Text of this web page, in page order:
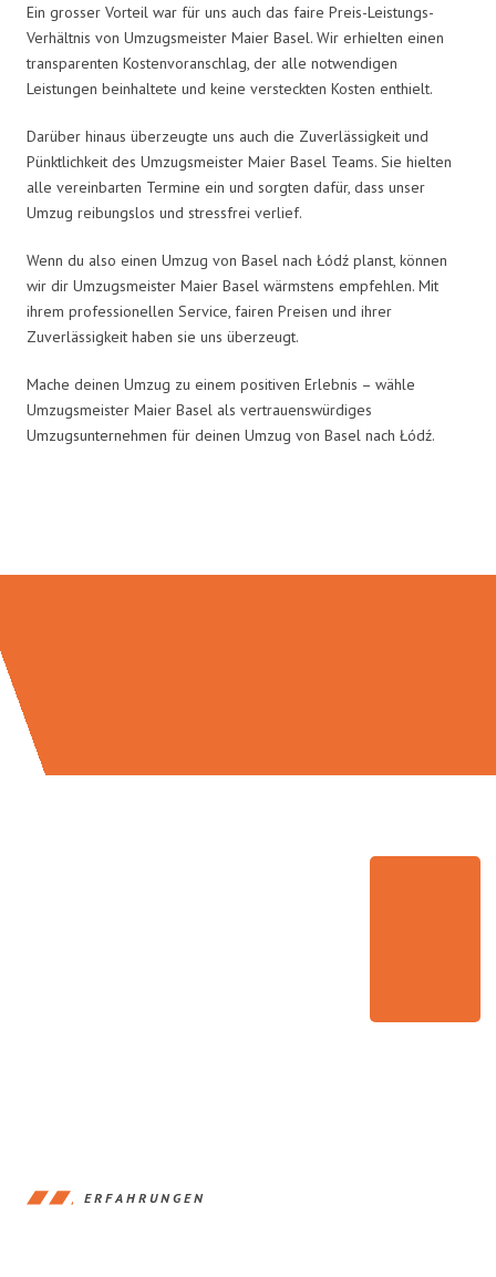
Ein grosser Vorteil war für uns auch das faire Preis-Leistungs-
Verhältnis von Umzugsmeister Maier Basel. Wir erhielten einen
transparenten Kostenvoranschlag, der alle notwendigen
Leistungen beinhaltete und keine versteckten Kosten enthielt.
Darüber hinaus überzeugte uns auch die Zuverlässigkeit und
Pünktlichkeit des Umzugsmeister Maier Basel Teams. Sie hielten
alle vereinbarten Termine ein und sorgten dafür, dass unser
Umzug reibungslos und stressfrei verlief.
Wenn du also einen Umzug von Basel nach Łódź planst, können
wir dir Umzugsmeister Maier Basel wärmstens empfehlen. Mit
ihrem professionellen Service, fairen Preisen und ihrer
Zuverlässigkeit haben sie uns überzeugt.
Mache deinen Umzug zu einem positiven Erlebnis – wähle
Umzugsmeister Maier Basel als vertrauenswürdiges
Umzugsunternehmen für deinen Umzug von Basel nach Łódź.
ERFAHRUNGEN